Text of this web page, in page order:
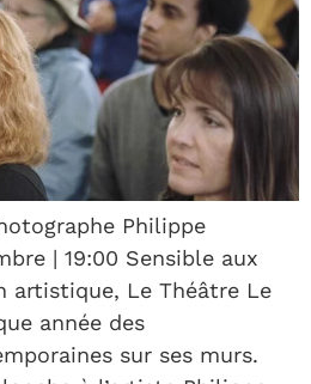
Philippe
| 19:00 Sensible aux
artistique, Le Théâtre Le
année des
sur ses murs.